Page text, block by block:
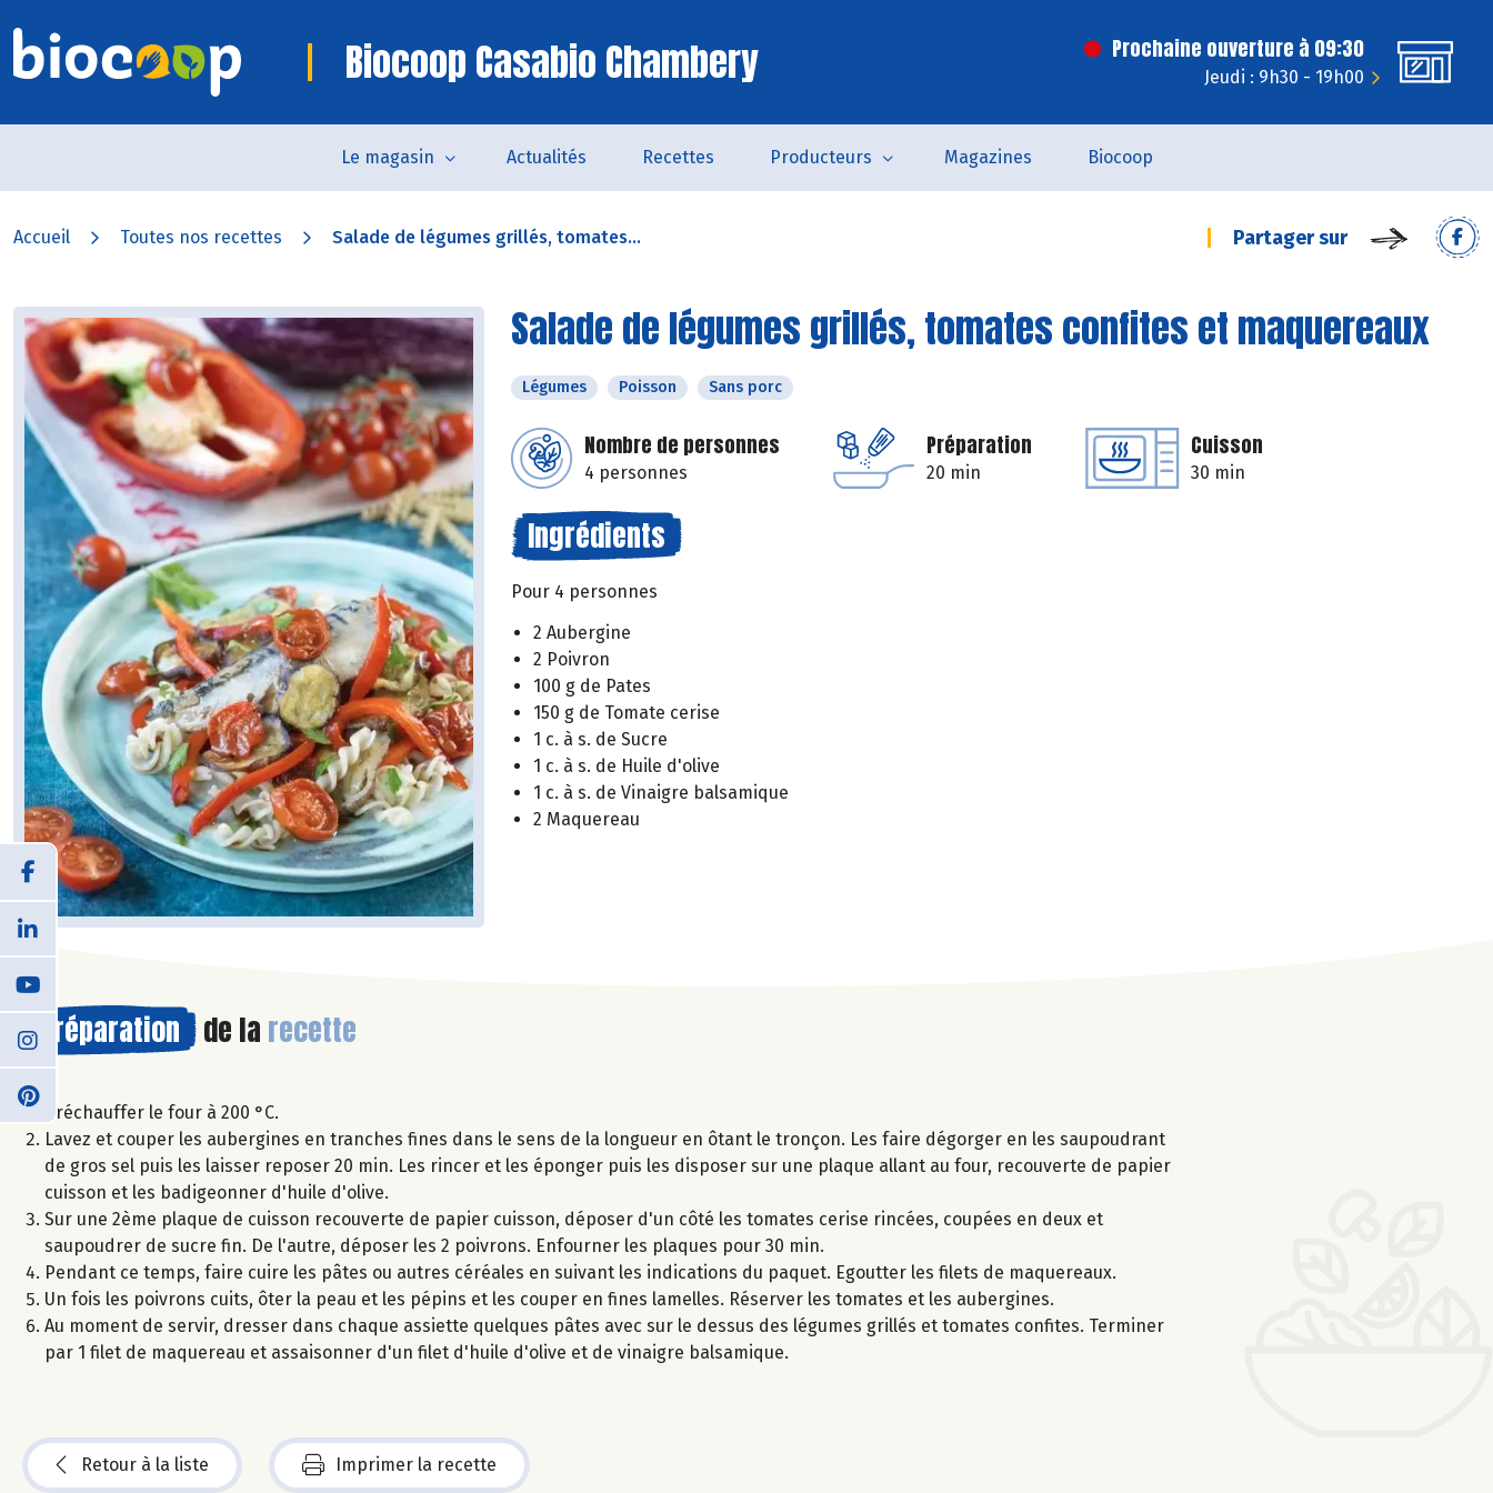
Biocoop Casabio Chambery Prochaine ouverture à 09:30
Jeudi : 9h30 - 19h00
Le magasin Actualités Recettes Producteurs Magazines Biocoop
Accueil Toutes nos recettes Salade de légumes grillés, tomates... Partager sur
Salade de légumes grillés, tomates confites et maquereaux
Légumes Poisson Sans porc
Nombre de personnes
4 personnes
Préparation
20 min
Cuisson
30 min
Ingrédients
Pour 4 personnes
2 Aubergine
2 Poivron
100 g de Pates
150 g de Tomate cerise
1 c. à s. de Sucre
1 c. à s. de Huile d'olive
1 c. à s. de Vinaigre balsamique
2 Maquereau
Préparation de la recette
Préchauffer le four à 200 °C.
Lavez et couper les aubergines en tranches fines dans le sens de la longueur en ôtant le tronçon. Les faire dégorger en les saupoudrant
de gros sel puis les laisser reposer 20 min. Les rincer et les éponger puis les disposer sur une plaque allant au four, recouverte de papier
cuisson et les badigeonner d'huile d'olive.
Sur une 2ème plaque de cuisson recouverte de papier cuisson, déposer d'un côté les tomates cerise rincées, coupées en deux et
saupoudrer de sucre fin. De l'autre, déposer les 2 poivrons. Enfourner les plaques pour 30 min.
Pendant ce temps, faire cuire les pâtes ou autres céréales en suivant les indications du paquet. Egoutter les filets de maquereaux.
Un fois les poivrons cuits, ôter la peau et les pépins et les couper en fines lamelles. Réserver les tomates et les aubergines.
Au moment de servir, dresser dans chaque assiette quelques pâtes avec sur le dessus des légumes grillés et tomates confites. Terminer
par 1 filet de maquereau et assaisonner d'un filet d'huile d'olive et de vinaigre balsamique.
Retour à la liste Imprimer la recette